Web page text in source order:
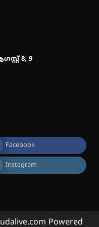
8, 9
Facebook
Instagram
Powered